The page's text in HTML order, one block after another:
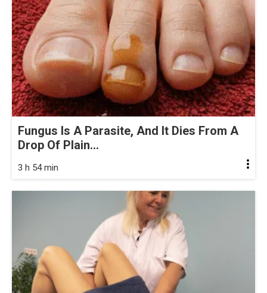
Fungus Is A Parasite, And It Dies From A
Drop Of Plain...
3 h 54 min